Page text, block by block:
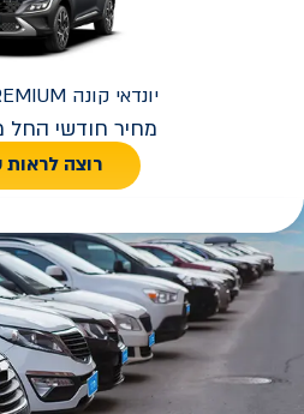
יונדאיקונה PREMIUM היברידי
מחיר חודשי החל
רוצה לראות